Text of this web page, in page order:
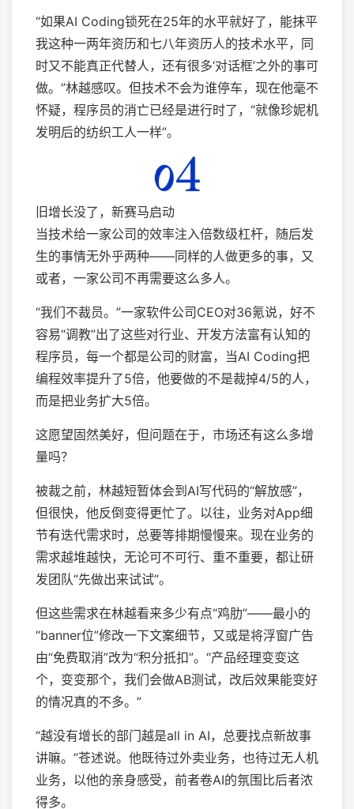
“如果AI Coding锁死在25年的水平就好了，能抹平
我这种一两年资历和七八年资历人的技术水平，同
时又不能真正代替人，还有很多‘对话框’之外的事可
做。”林越感叹。但技术不会为谁停车，现在他毫不
怀疑，程序员的消亡已经是进行时了，“就像珍妮机
发明后的纺织工人一样”。
旧增长没了，新赛马启动
当技术给一家公司的效率注入倍数级杠杆，随后发
生的事情无外乎两种——同样的人做更多的事，又
或者，一家公司不再需要这么多人。
“我们不裁员。”一家软件公司CEO对36氪说，好不
容易“调教”出了这些对行业、开发方法富有认知的
程序员，每一个都是公司的财富，当AI Coding把
编程效率提升了5倍，他要做的不是裁掉4/5的人，
而是把业务扩大5倍。
这愿望固然美好，但问题在于，市场还有这么多增
量吗？
被裁之前，林越短暂体会到AI写代码的“解放感”，
但很快，他反倒变得更忙了。以往，业务对App细
节有迭代需求时，总要等排期慢慢来。现在业务的
需求越堆越快，无论可不可行、重不重要，都让研
发团队“先做出来试试”。
但这些需求在林越看来多少有点“鸡肋”——最小的
“banner位”修改一下文案细节，又或是将浮窗广告
由“免费取消”改为“积分抵扣”。“产品经理变变这
个，变变那个，我们会做AB测试，改后效果能变好
的情况真的不多。”
“越没有增长的部门越是all in AI，总要找点新故事
讲嘛。”苍述说。他既待过外卖业务，也待过无人机
业务，以他的亲身感受，前者卷AI的氛围比后者浓
得多。